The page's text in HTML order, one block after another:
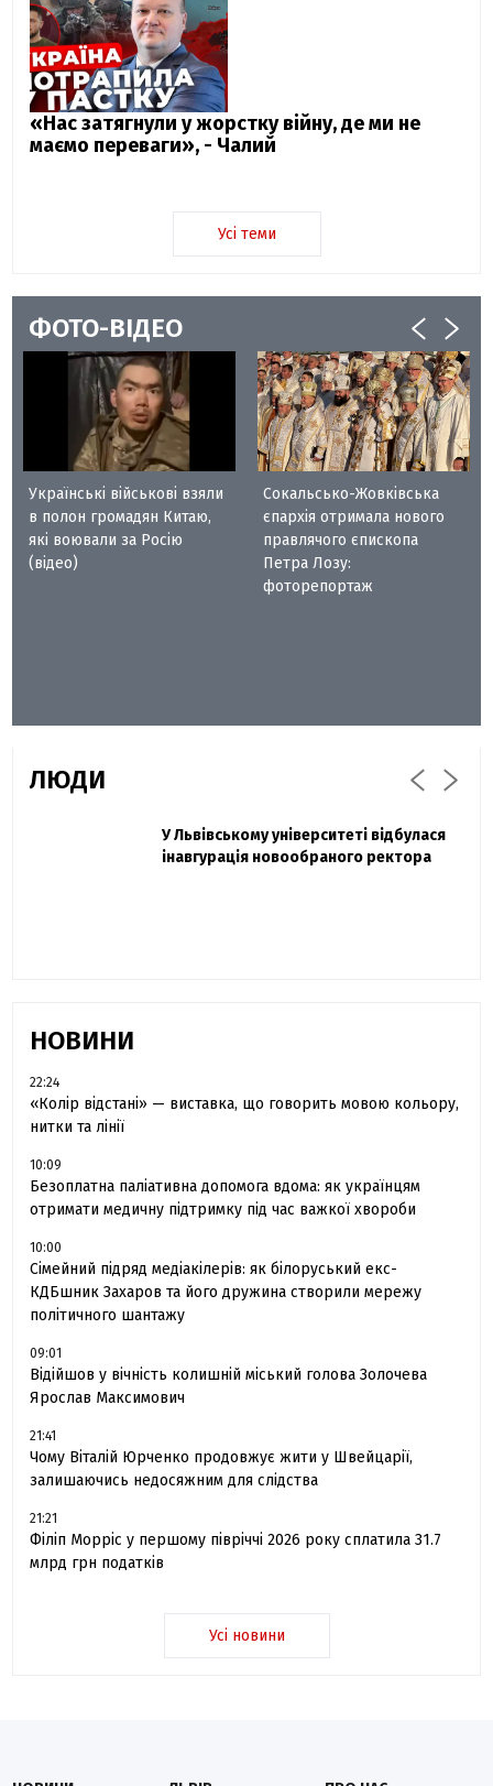
«Нас затягнули у жорстку війну, де ми не
маємо переваги», - Чалий
Усі теми
ФОТО-ВІДЕО
Українські військові взяли
в полон громадян Китаю,
які воювали за Росію
(відео)
Сокальсько-Жовківська
єпархія отримала нового
правлячого єпископа
Петра Лозу:
фоторепортаж
ЛЮДИ
Павло Дак
Захисник "Азовсталі" Діанов вдруге
одружився та показав фото з весілля
У Львівському університеті відбулася
інавгурація новообраного ректора
НОВИНИ
22:24
«Колір відстані» — виставка, що говорить мовою кольору,
нитки та лінії
10:09
Безоплатна паліативна допомога вдома: як українцям
отримати медичну підтримку під час важкої хвороби
10:00
Сімейний підряд медіакілерів: як білоруський екс-
КДБшник Захаров та його дружина створили мережу
політичного шантажу
09:01
Відійшов у вічність колишній міський голова Золочева
Ярослав Максимович
21:41
Чому Віталій Юрченко продовжує жити у Швейцарії,
залишаючись недосяжним для слідства
21:21
Філіп Морріс у першому півріччі 2026 року сплатила 31.7
млрд грн податків
Усі новини